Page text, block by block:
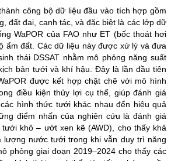
công bộ dữ liệu đầu vào tích hợp gồm
đất đai, canh tác, và đặc biệt là các lớp dữ
WaPOR của FAO như ET (bốc thoát hơi
ẩm đất. Các dữ liệu này được xử lý và đưa
thái DSSAT nhằm mô phỏng năng suất
bản tưới và khí hậu. Đây là lần đầu tiên
được kết hợp chặt chẽ với mô hình
điều kiện thủy lợi cụ thể, giúp đánh giá
hình thức tưới khác nhau đến hiệu quả
điểm nhấn của nghiên cứu là đánh giá
khô – ướt xen kẽ (AWD), cho thấy khả
lượng nước tưới trong khi vẫn duy trì năng
phỏng giai đoạn 2019–2024 cho thấy các